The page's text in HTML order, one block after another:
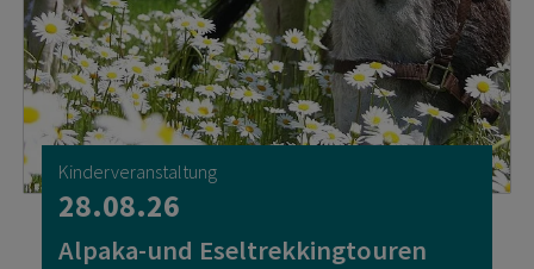
Kinderveranstaltung
28.08.26
Alpaka-und Eseltrekkingtouren